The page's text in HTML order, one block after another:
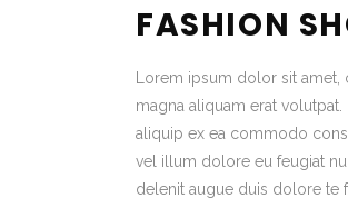
FASHION
Lorem ipsum dolor sit
magna aliquam erat
aliquip ex ea commodo
vel illum dolore eu feugiat
delenit augue duis dolore te